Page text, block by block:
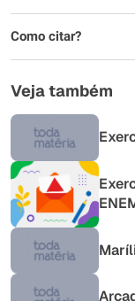
Como citar?
Veja também